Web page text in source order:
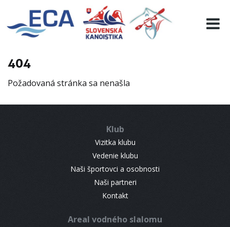
404
Požadovaná stránka sa nenašla
Klub
Vizitka klubu
Vedenie klubu
Naši športovci a osobnosti
Naši partneri
Kontakt
Areal vodného slalomu
EURO 19
INFO
RESULTS
CONTACT